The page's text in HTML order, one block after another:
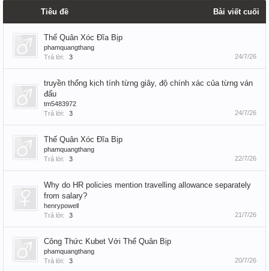
Tiêu đề Bài viết cuối
Thế Quân Xóc Đĩa Bịp
phamquangthang
Trả lời:
3 24/7/26
truyền thống kịch tính từng giây, độ chính xác của từng ván
đấu
tm5483972
Trả lời:
3 24/7/26
Thế Quân Xóc Đĩa Bịp
phamquangthang
Trả lời:
3 22/7/26
Why do HR policies mention travelling allowance separately
from salary?
henrypowell
Trả lời:
3 21/7/26
Công Thức Kubet Với Thế Quân Bịp
phamquangthang
Trả lời:
3 20/7/26